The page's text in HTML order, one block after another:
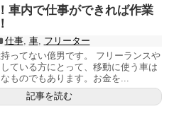
車内で仕事ができれば作業
仕事, 車, フリーター
ってない億男です。 フリーランスや
ている方にとって、移動に使う車は
ものでもあります。お金を...
記事を読む